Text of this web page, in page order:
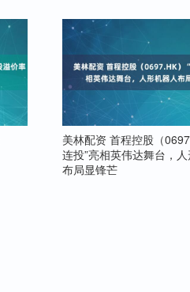
美林配资 首程控股（
连投”亮相英伟达舞台，人
布局显锋芒